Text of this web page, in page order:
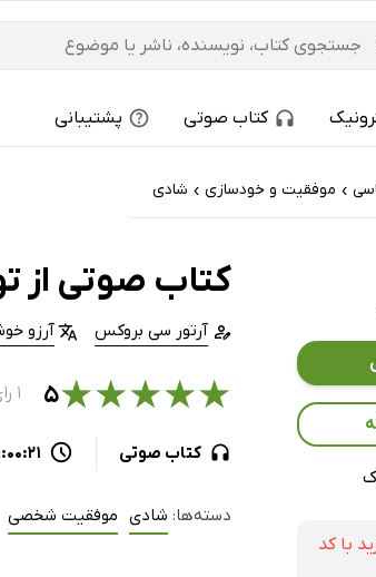
کتاب صوتی پشتیبانی
› موفقیت و خودسازی › شادی
کتاب صوتی از
آرتور سی بروکس آرزو
★
★
★
★
★۵ ۱ رای
کتاب صوتی
دسته‌ها: شادی موفقیت شخصی